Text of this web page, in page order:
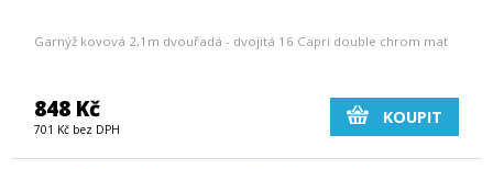
Garnýž kovová 2,1m dvouřadá - dvojitá 16 Capri double chrom mat
848 Kč
701 Kč bez DPH
KOUPIT